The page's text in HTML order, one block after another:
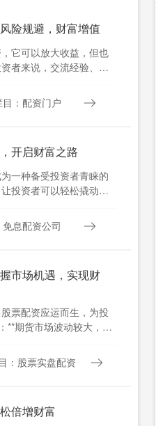
险规避，财富增值
它可以放大收益，但也
者来说，交流经验、规
目：配资门户
开启财富之路
一种备受投资者青睐的
投资者可以轻松撬动资
息配资公司
市场机遇，实现财
票配资应运而生，为投
**期货市场波动较大，配
：股票实盘配资
倍增财富